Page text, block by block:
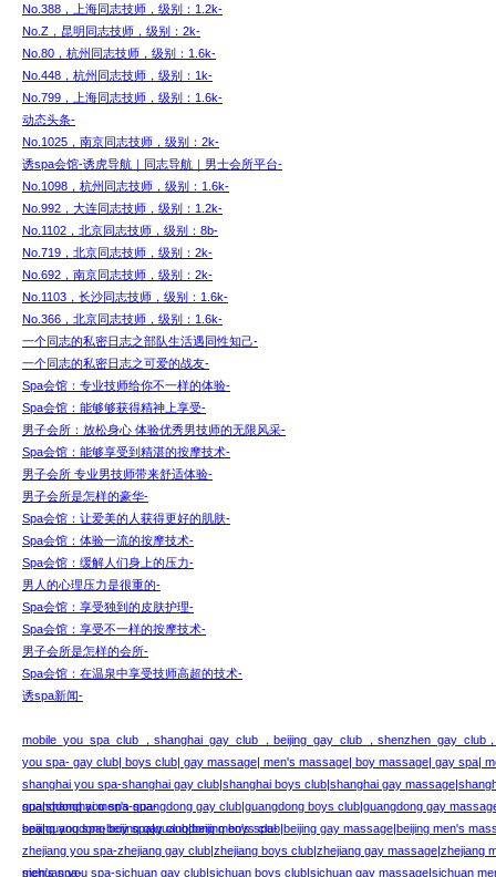
No.388，上海同志技师，级别：1.2k-
No.Z，昆明同志技师，级别：2k-
No.80，杭州同志技师，级别：1.6k-
No.448，杭州同志技师，级别：1k-
No.799，上海同志技师，级别：1.6k-
动态头条-
No.1025，南京同志技师，级别：2k-
诱spa会馆-诱虎导航｜同志导航｜男士会所平台-
No.1098，杭州同志技师，级别：1.6k-
No.992，大连同志技师，级别：1.2k-
No.1102，北京同志技师，级别：8b-
No.719，北京同志技师，级别：2k-
No.692，南京同志技师，级别：2k-
No.1103，长沙同志技师，级别：1.6k-
No.366，北京同志技师，级别：1.6k-
一个同志的私密日志之部队生活遇同性知己-
一个同志的私密日志之可爱的战友-
Spa会馆：专业技师给你不一样的体验-
Spa会馆：能够够获得精神上享受-
男子会所：放松身心 体验优秀男技师的无限风采-
Spa会馆：能够享受到精湛的按摩技术-
男子会所 专业男技师带来舒适体验-
男子会所是怎样的豪华-
Spa会馆：让爱美的人获得更好的肌肤-
Spa会馆：体验一流的按摩技术-
Spa会馆：缓解人们身上的压力-
男人的心理压力是很重的-
Spa会馆：享受独到的皮肤护理-
Spa会馆：享受不一样的按摩技术-
男子会所是怎样的会所-
Spa会馆：在温泉中享受技师高超的技术-
诱spa新闻-
mobile_you_spa_club ，shanghai_gay_club ，beijing_gay_club ，shenzhen_gay_club
you spa- gay club| boys club| gay massage| men's massage| boy massage| gay spa|
shanghai you spa-shanghai gay club|shanghai boys club|shanghai gay
spa|shanghai men's spa-
guangdong you spa-guangdong gay club|guangdong boys club|guangdong gay
spa|guangdong boy spa|guangdong men's spa-
beijing you spa-beijing gay club|beijing boys club|beijing gay massage|beijing men's
zhejiang you spa-zhejiang gay club|zhejiang boys club|zhejiang gay
men's spa-
sichuan you spa-sichuan gay club|sichuan boys club|sichuan gay massage|sichuan